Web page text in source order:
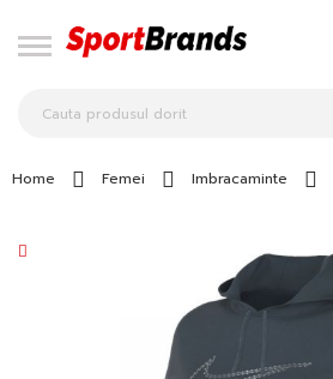
Home Femei Imbracaminte